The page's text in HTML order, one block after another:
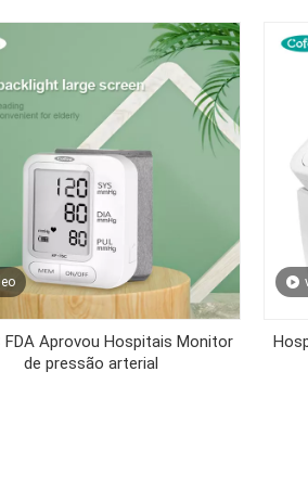
FDA Aprovou Hospitais Monitor
de pressão arterial